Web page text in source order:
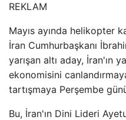
REKLAM
Mayıs ayında helikopter
İran Cumhurbaşkanı
yarışan altı aday, İran'ın
ekonomisini
tartışmaya Perşembe
Bu, İran'ın Dini Lideri